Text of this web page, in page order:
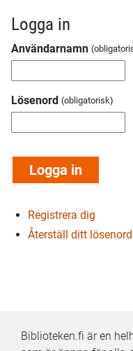
Logga in
Användarnamn
Lösenord
Registrera dig
Återställ ditt lösenord
Biblioteken.fi är en